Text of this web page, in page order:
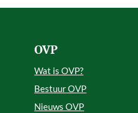
OVP
Wat is OVP?
Bestuur OVP
Nieuws OVP